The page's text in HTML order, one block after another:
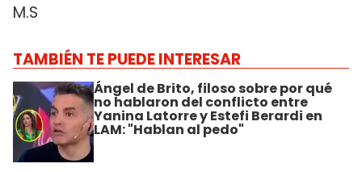
M.S
TAMBIÉN TE PUEDE INTERESAR
Ángel de Brito, filoso sobre por qué
no hablaron del conflicto entre
Yanina Latorre y Estefi Berardi en
LAM: "Hablan al pedo"